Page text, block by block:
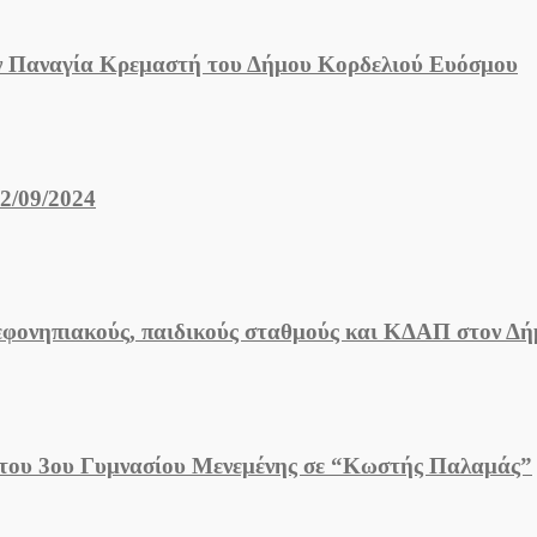
Παναγία Κρεμαστή του Δήμου Κορδελιού Ευόσμου
09/2024
παιδικούς σταθμούς και ΚΔΑΠ στον
3ου Γυμνασίου Μενεμένης σε “Κωστής Παλαμάς”